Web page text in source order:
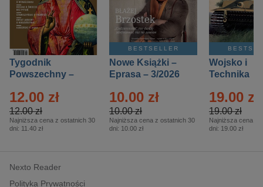
Tygodnik
Powszechny –
12.00 zł
12.00 zł
Najniższa cena z ostatnich 30
dni: 11.40 zł
BESTSELLER
Nowe Książki –
Eprasa – 3/2026
10.00 zł
10.00 zł
Najniższa cena z ostatnich 30
dni: 10.00 zł
Wojsko i
Technika
– 2/2026
19.00 zł
19.00 zł
Najniższa cena z
dni: 19.00 zł
Nexto Reader
Polityka Prywatności